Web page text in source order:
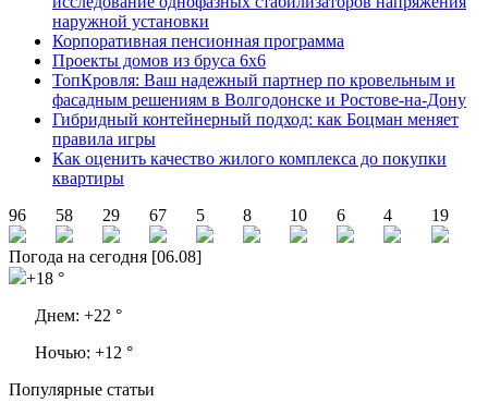
наружной установки
Корпоративная пенсионная программа
Проекты домов из бруса 6х6
ТопКровля: Ваш надежный партнер по кровельным и
фасадным решениям в Волгодонске и Ростове-на-Дону
Гибридный контейнерный подход: как Боцман меняет
правила игры
Как оценить качество жилого комплекса до покупки
квартиры
96
58 29 67 5 8 10 6 4 19
Погода на сегодня [06.08]
+18 °
Днем: +22 °
Ночью: +12 °
Популярные статьи